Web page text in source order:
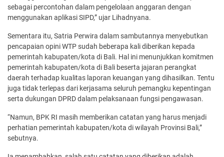
sebagai percontohan dalam pengelolaan anggaran dengan
menggunakan aplikasi SIPD,” ujar Lihadnyana.
Sementara itu, Satria Perwira dalam sambutannya menyebutkan
pencapaian opini WTP sudah beberapa kali diberikan kepada
pemerintah kabupaten/kota di Bali. Hal ini menunjukkan komitmen
pemerintah kabupaten/kota di Bali beserta jajaran perangkat
daerah terhadap kualitas laporan keuangan yang dihasilkan. Tentu
juga tidak terlepas dari kerjasama seluruh pemangku kepentingan
serta dukungan DPRD dalam pelaksanaan fungsi pengawasan.
“Namun, BPK RI masih memberikan catatan yang harus menjadi
perhatian pemerintah kabupaten/kota di wilayah Provinsi Bali,”
sebutnya.